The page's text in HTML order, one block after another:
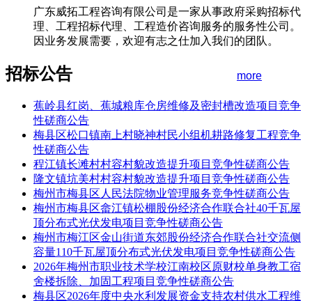
广东威拓工程咨询有限公司是一家从事政府采购招标代
理、工程招标代理、工程造价咨询服务的服务性公司。
因业务发展需要，欢迎有志之仕加入我们的团队。
招标公告 more
蕉岭县红岗、蕉城粮库仓房维修及密封槽改造项目竞争
性磋商公告
梅县区松口镇南上村晓神村民小组机耕路修复工程竞争
性磋商公告
程江镇长滩村村容村貌改造提升项目竞争性磋商公告
隆文镇坑美村村容村貌改造提升项目竞争性磋商公告
梅州市梅县区人民法院物业管理服务竞争性磋商公告
梅州市梅县区畲江镇松棚股份经济合作联合社40千瓦屋
顶分布式光伏发电项目竞争性磋商公告
梅州市梅江区金山街道东郊股份经济合作联合社交流侧
容量110千瓦屋顶分布式光伏发电项目竞争性磋商公告
2026年梅州市职业技术学校江南校区原财校单身教工宿
舍楼拆除、加固工程项目竞争性磋商公告
梅县区2026年度中央水利发展资金支持农村供水工程维